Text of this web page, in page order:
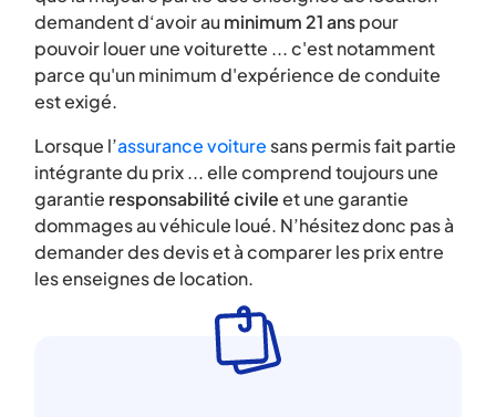
demandent d‘avoir auminimum 21 anspour
pouvoir louer une voiturette ... c'est notamment
parce qu'un minimum d'expérience de conduite
est exigé.
Lorsque l’assurance voiture sans permis fait partie
intégrante du prix ... elle comprend toujours une
garantie responsabilité civileet une garantie
dommages au véhicule loué. N’hésitez donc pas à
demander des devis et à comparer les prix entre
les enseignes de location.